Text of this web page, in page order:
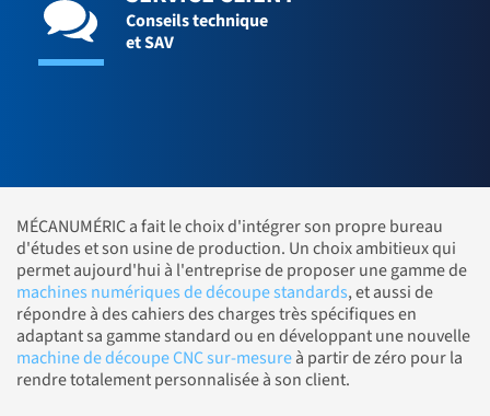
Conseils technique
et SAV
MÉCANUMÉRIC a fait le choix d'intégrer son propre bureau
d'études et son usine de production. Un choix ambitieux qui
permet aujourd'hui à l'entreprise de proposer une gamme de
machines numériques de découpe standards, et aussi de
répondre à des cahiers des charges très spécifiques en
adaptant sa gamme standard ou en développant une nouvelle
machine de découpe CNC sur-mesureà partir de zéro pour la
rendre totalement personnalisée à son client.